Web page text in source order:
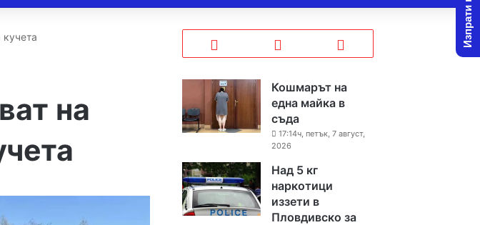
на
Кошмарът на
една майка в
съда
17:14ч, петък, 7 август,
2026
Над 5 кг
наркотици
иззети в
Пловдивско за